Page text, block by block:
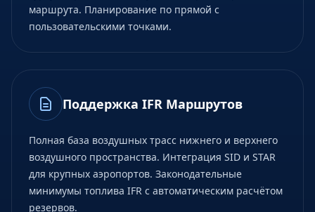
маршрута. Планирование по прямой с
пользовательскими точками.
Поддержка IFR Маршрутов
Полная база воздушных трасс нижнего и верхнего
воздушного пространства. Интеграция SID и STAR
для крупных аэропортов. Законодательные
минимумы топлива IFR с автоматическим расчётом
резервов.